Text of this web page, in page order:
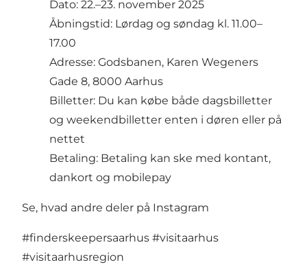
Dato: 22.–23. november 2025
Åbningstid: Lørdag og søndag kl. 11.00–
17.00
Adresse: Godsbanen, Karen Wegeners
Gade 8, 8000 Aarhus
Billetter: Du kan købe både dagsbilletter
og weekendbilletter enten i døren eller på
nettet
Betaling: Betaling kan ske med kontant,
dankort og mobilepay
Se, hvad andre deler på Instagram
#finderskeepersaarhus #visitaarhus
#visitaarhusregion